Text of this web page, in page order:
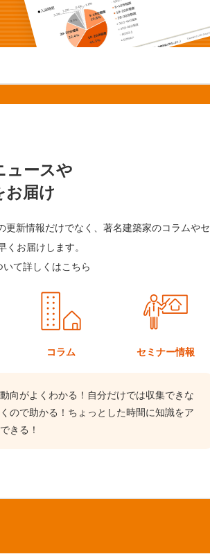
ュースや
お届け
更新情報だけでなく、著名建築家のコラムやセ
くお届けします。
て詳しくはこちら
コラム セミナー情報
向がよくわかる！自分だけでは収集できな
ので助かる！ちょっとした時間に知識をア
きる！